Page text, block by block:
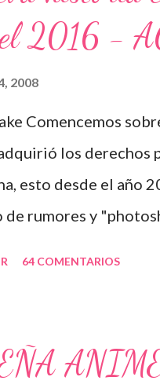
de la misma serie.
se llega a
nivel.
2016 -
2008
Comencemos
los derechos
esto desde el año
de rumores y
death note, y
es algo que será
64 COMENTARIOS